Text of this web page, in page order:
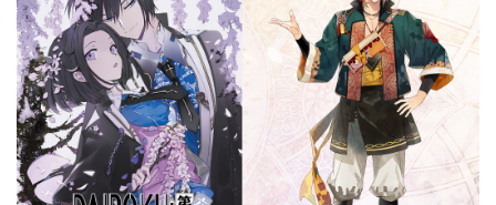
IT Times
生成式AI與雲端應用
Enterprise Digital Transformation
特集